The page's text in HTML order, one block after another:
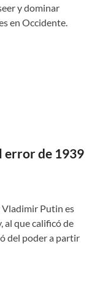
y dominar
en Occidente.
error de 1939
Vladimir Putin es
al que calificó de
del poder a partir